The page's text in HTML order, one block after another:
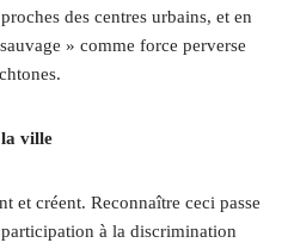
ches des centres urbains, et en
» comme force perverse
la ville
et créent. Reconnaître ceci passe
à la discrimination